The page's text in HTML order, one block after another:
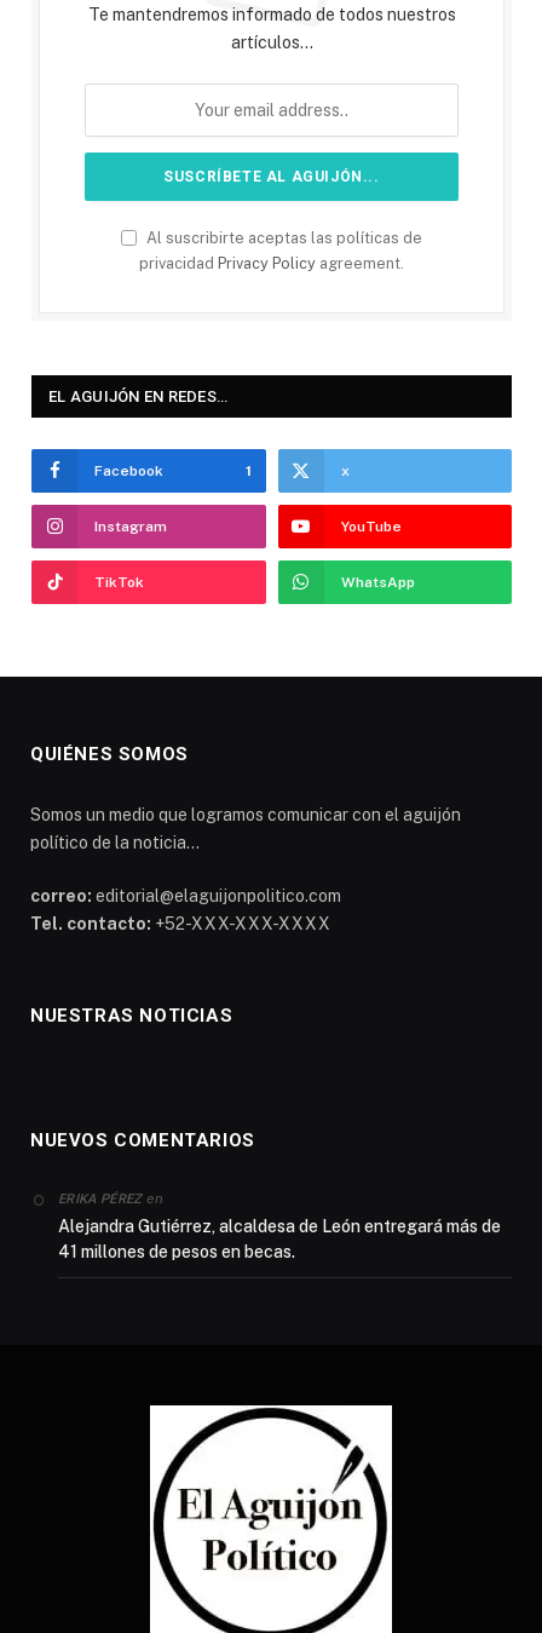
Te mantendremos informado de todos nuestros
artículos...
Al suscribirte aceptas las políticas de
privacidad Privacy Policy agreement.
EL AGUIJÓN EN REDES…
Facebook 1 x
Instagram YouTube
TikTok WhatsApp
QUIÉNES SOMOS
Somos un medio que logramos comunicar con el aguijón
político de la noticia...
correo: editorial@elaguijonpolitico.com
Tel. contacto: +52-XXX-XXX-XXXX
NUESTRAS NOTICIAS
NUEVOS COMENTARIOS
ERIKA PÉREZen
Alejandra Gutiérrez, alcaldesa de León entregará más de
41 millones de pesos en becas.